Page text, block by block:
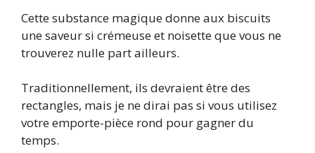
Cette substance magique donne aux biscuits
une saveur si crémeuse et noisette que vous ne
trouverez nulle part ailleurs.
Traditionnellement, ils devraient être des
rectangles, mais je ne dirai pas si vous utilisez
votre emporte-pièce rond pour gagner du
temps.